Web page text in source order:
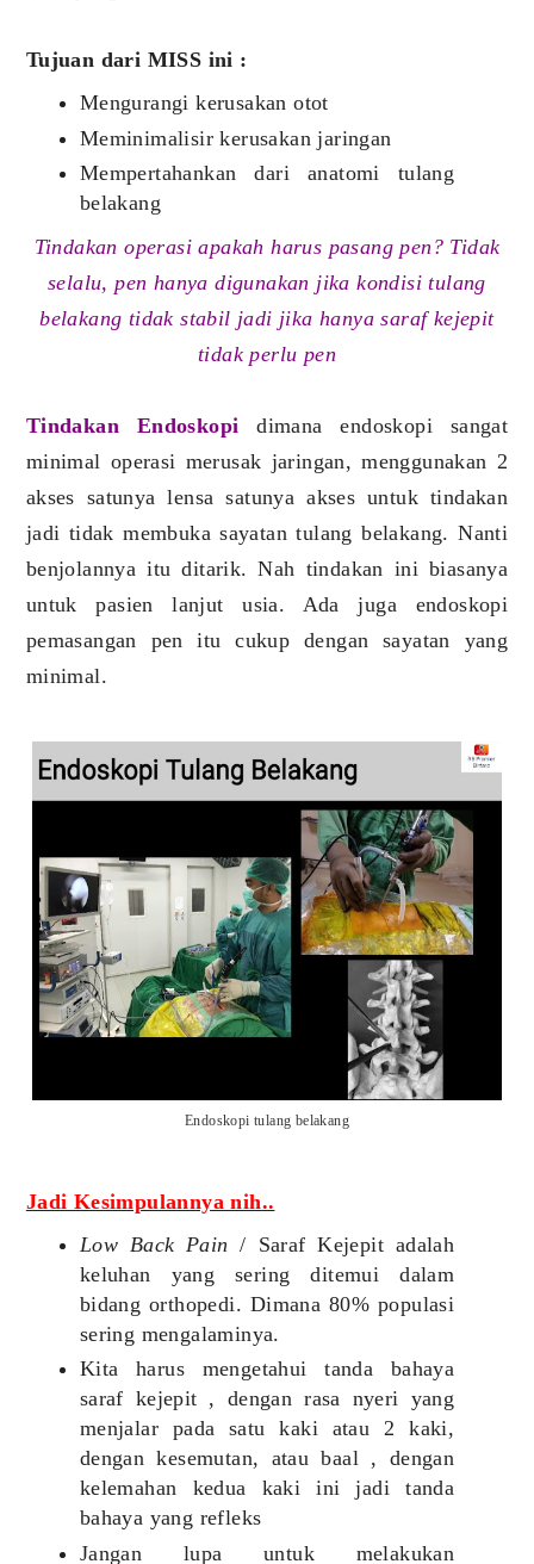
Tujuan dari MISS ini :
Mengurangi kerusakan otot
Meminimalisir kerusakan jaringan
Mempertahankan dari anatomi tulang
belakang
Tindakan operasi apakah harus pasang pen? Tidak
selalu, pen hanya digunakan jika kondisi tulang
belakang tidak stabil jadi jika hanya saraf kejepit
tidak perlu pen
Tindakan Endoskopi dimana endoskopi sangat
minimal operasi merusak jaringan, menggunakan 2
akses satunya lensa satunya akses untuk tindakan
jadi tidak membuka sayatan tulang belakang. Nanti
benjolannya itu ditarik. Nah tindakan ini biasanya
untuk pasien lanjut usia. Ada juga endoskopi
pemasangan pen itu cukup dengan sayatan yang
minimal.
Endoskopi tulang belakang
Jadi Kesimpulannya nih..
Low Back Pain / Saraf Kejepit adalah
keluhan yang sering ditemui dalam
bidang orthopedi. Dimana 80% populasi
sering mengalaminya.
Kita harus mengetahui tanda bahaya
saraf kejepit , dengan rasa nyeri yang
menjalar pada satu kaki atau 2 kaki,
dengan kesemutan, atau baal , dengan
kelemahan kedua kaki ini jadi tanda
bahaya yang refleks
Jangan lupa untuk melakukan